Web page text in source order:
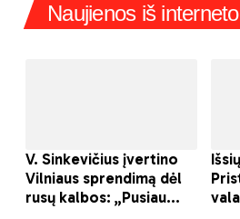
Naujienos iš interneto